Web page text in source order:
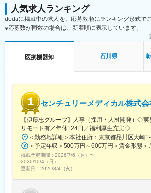
人気求人ランキング
dodaに掲載中の求人を、応募数順にランキング形式で
※応募数が同数の場合は、新着順に表示しています。
医療機器卸 石川県
センチュリーメディカル株式会
【伊藤忠グループ】人事（採用・人材開発）◇実
リモート有／年休124日／福利厚生充実◇
掲載予定期間： 2026/7/6（月） 〜
2026/10/4（日）
更新日： 2026/8/4（火）